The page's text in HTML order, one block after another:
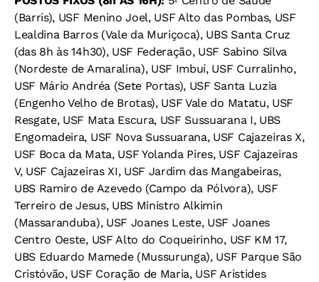
(Barris), USF Menino Joel, USF Alto das Pombas, USF
Lealdina Barros (Vale da Muriçoca), UBS Santa Cruz
(das 8h às 14h30), USF Federação, USF Sabino Silva
(Nordeste de Amaralina), USF Imbuí, USF Curralinho,
USF Mário Andréa (Sete Portas), USF Santa Luzia
(Engenho Velho de Brotas), USF Vale do Matatu, USF
Resgate, USF Mata Escura, USF Sussuarana I, UBS
Engomadeira, USF Nova Sussuarana, USF Cajazeiras X,
USF Boca da Mata, USF Yolanda Pires, USF Cajazeiras
V, USF Cajazeiras XI, USF Jardim das Mangabeiras,
UBS Ramiro de Azevedo (Campo da Pólvora), USF
Terreiro de Jesus, UBS Ministro Alkimin
(Massaranduba), USF Joanes Leste, USF Joanes
Centro Oeste, USF Alto do Coqueirinho, USF KM 17,
UBS Eduardo Mamede (Mussurunga), USF Parque São
Cristóvão, USF Coração de Maria, USF Aristides